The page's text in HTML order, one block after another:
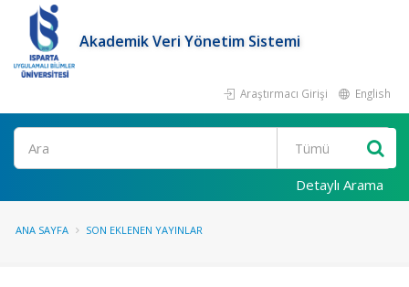
Akademik Veri Yönetim Sistemi
Araştırmacı Girişi English
Ara
Detaylı Arama
ANA SAYFA SON EKLENEN YAYINLAR